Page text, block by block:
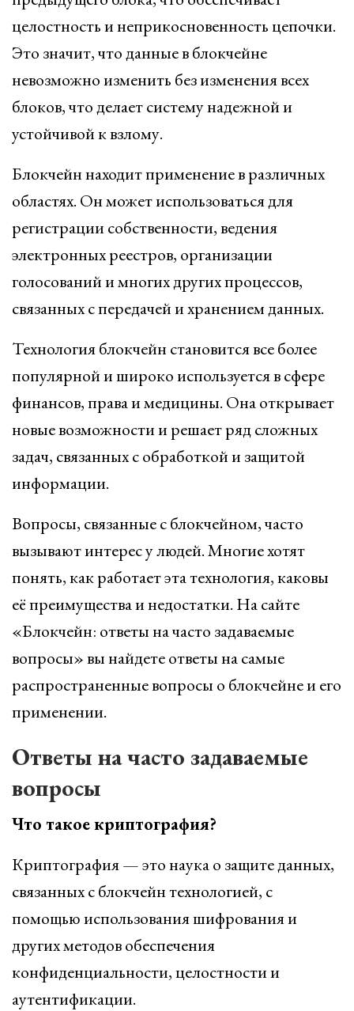
целостность и неприкосновенность цепочки.
Это значит, что данные в блокчейне
невозможно изменить без изменения всех
блоков, что делает систему надежной и
устойчивой к взлому.
Блокчейн находит применение в различных
областях. Он может использоваться для
регистрации собственности, ведения
электронных реестров, организации
голосований и многих других процессов,
связанных с передачей и хранением данных.
Технология блокчейн становится все более
популярной и широко используется в сфере
финансов, права и медицины. Она открывает
новые возможности и решает ряд сложных
задач, связанных с обработкой и защитой
информации.
Вопросы, связанные с блокчейном, часто
вызывают интерес у людей. Многие хотят
понять, как работает эта технология, каковы
её преимущества и недостатки. На сайте
«Блокчейн: ответы на часто задаваемые
вопросы» вы найдете ответы на самые
распространенные вопросы о блокчейне и его
применении.
Ответы на часто задаваемые
вопросы
Что такое криптография?
Криптография — это наука о защите данных,
связанных с блокчейн технологией, с
помощью использования шифрования и
других методов обеспечения
конфиденциальности, целостности и
аутентификации.